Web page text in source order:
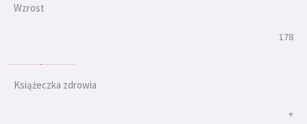
Wzrost
178
Książeczka zdrowia
+